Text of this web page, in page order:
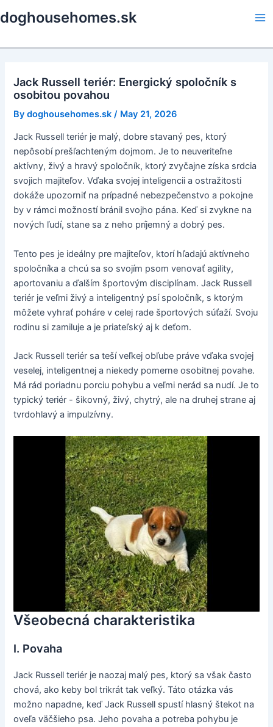
to
doghousehomes.sk
Jack Russell teriér: Energický spoločník s
osobitou povahou
Bydoghousehomes.sk / May 21, 2026
Jack Russell teriér je malý, dobre stavaný pes, ktorý
nepôsobí prešľachteným dojmom. Je to neuveriteľne
aktívny, živý a hravý spoločník, ktorý zvyčajne získa srdcia
svojich majiteľov. Vďaka svojej inteligencii a ostražitosti
dokáže upozorniť na prípadné nebezpečenstvo a pokojne
by v rámci možností bránil svojho pána. Keď si zvykne na
nových ľudí, stane sa z neho príjemný a dobrý pes.
Tento pes je ideálny pre majiteľov, ktorí hľadajú aktívneho
spoločníka a chcú sa so svojím psom venovať agility,
aportovaniu a ďalším športovým disciplínam. Jack Russell
teriér je veľmi živý a inteligentný psí spoločník, s ktorým
môžete vyhrať poháre v celej rade športových súťaží. Svoju
rodinu si zamiluje a je priateľský aj k deťom.
Jack Russell teriér sa teší veľkej obľube práve vďaka svojej
veselej, inteligentnej a niekedy pomerne osobitnej povahe.
Má rád poriadnu porciu pohybu a veľmi nerád sa nudí. Je to
typický teriér - šikovný, živý, chytrý, ale na druhej strane aj
tvrdohlavý a impulzívny.
Všeobecná charakteristika
I. Povaha
Jack Russell teriér je naozaj malý pes, ktorý sa však často
chová, ako keby bol trikrát tak veľký. Táto otázka vás
možno napadne, keď Jack Russell spustí hlasný štekot na
oveľa väčšieho psa. Jeho povaha a potreba pohybu je